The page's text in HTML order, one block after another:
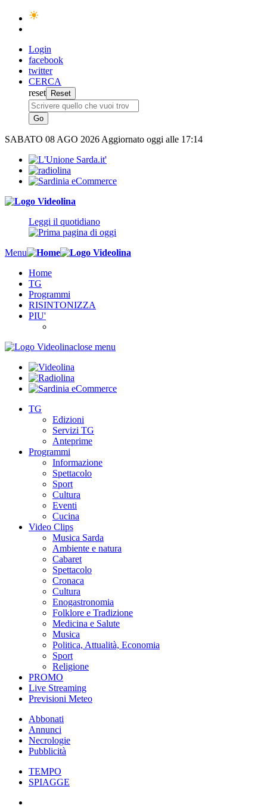
Login
facebook
twitter
CERCA
reset
SABATO 08 AGO 2026 Aggiornato oggi alle 17:14
Leggi il quotidiano
Menu
Home
TG
Programmi
RISINTONIZZA
PIU'
close menu
TG
Edizioni
Servizi TG
Anteprime
Programmi
Informazione
Spettacolo
Sport
Cultura
Eventi
Cucina
Video Clips
Musica Sarda
Ambiente e natura
Cabaret
Spettacolo
Cronaca
Cultura
Enogastronomia
Folklore e Tradizione
Medicina e Salute
Musica
Politica, Attualità, Economia
Sport
Religione
PROMO
Live Streaming
Previsioni Meteo
Abbonati
Annunci
Necrologie
Pubblicità
TEMPO
SPIAGGE